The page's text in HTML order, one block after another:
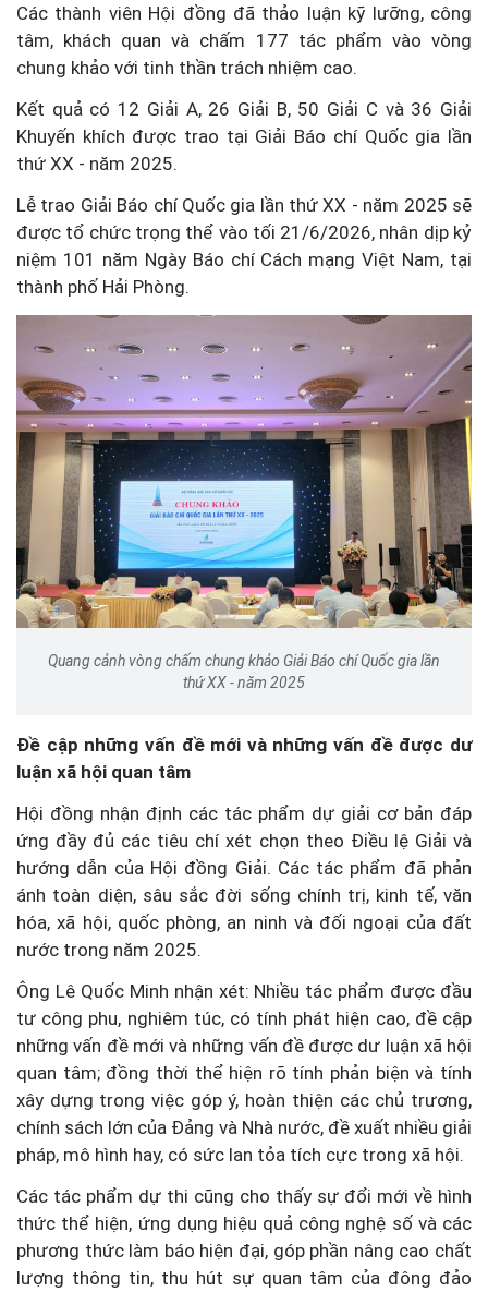
Các thành viên Hội đồng đã thảo luận kỹ lưỡng, công
tâm, khách quan và chấm 177 tác phẩm vào vòng
chung khảo với tinh thần trách nhiệm cao.
Kết quả có 12 Giải A, 26 Giải B, 50 Giải C và 36 Giải
Khuyến khích được trao tại Giải Báo chí Quốc gia lần
thứ XX - năm 2025.
Lễ trao Giải Báo chí Quốc gia lần thứ XX - năm 2025 sẽ
được tổ chức trọng thể vào tối 21/6/2026, nhân dịp kỷ
niệm 101 năm Ngày Báo chí Cách mạng Việt Nam, tại
thành phố Hải Phòng.
Quang cảnh vòng chấm chung khảo Giải Báo chí Quốc gia lần
thứ XX - năm 2025
Đề cập những vấn đề mới và những vấn đề được dư
luận xã hội quan tâm
Hội đồng nhận định các tác phẩm dự giải cơ bản đáp
ứng đầy đủ các tiêu chí xét chọn theo Điều lệ Giải và
hướng dẫn của Hội đồng Giải. Các tác phẩm đã phản
ánh toàn diện, sâu sắc đời sống chính trị, kinh tế, văn
hóa, xã hội, quốc phòng, an ninh và đối ngoại của đất
nước trong năm 2025.
Ông Lê Quốc Minh nhận xét: Nhiều tác phẩm được đầu
tư công phu, nghiêm túc, có tính phát hiện cao, đề cập
những vấn đề mới và những vấn đề được dư luận xã hội
quan tâm; đồng thời thể hiện rõ tính phản biện và tính
xây dựng trong việc góp ý, hoàn thiện các chủ trương,
chính sách lớn của Đảng và Nhà nước, đề xuất nhiều giải
pháp, mô hình hay, có sức lan tỏa tích cực trong xã hội.
Các tác phẩm dự thi cũng cho thấy sự đổi mới về hình
thức thể hiện, ứng dụng hiệu quả công nghệ số và các
phương thức làm báo hiện đại, góp phần nâng cao chất
lượng thông tin, thu hút sự quan tâm của đông đảo